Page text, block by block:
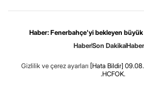
Haber: Fenerbahçe'yi bekleyen
HaberSon Dakika
Gizlilik ve çerez ayarları [Hata Bildir]
.HCFOK.